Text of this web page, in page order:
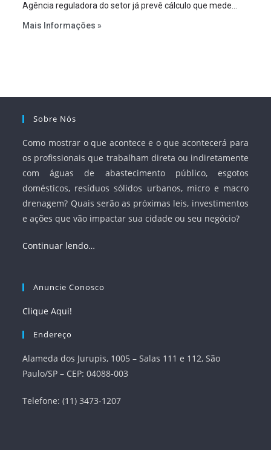
Agência reguladora do setor já prevê cálculo que mede
Mais Informações »
Sobre Nós
Como mostrar o que acontece e o que acontecerá para
os profissionais que trabalham direta ou indiretamente
com águas de abastecimento público, esgotos
domésticos, resíduos sólidos urbanos, micro e macro
drenagem? Quais serão as próximas leis, investimentos
e ações que vão impactar sua cidade ou seu negócio?
Continuar lendo…
Anuncie Conosco
Clique Aqui!
Endereço
Alameda dos Jurupis, 1005 – Salas 111 e 112, São
Paulo/SP – CEP: 04088-003
Telefone: (11) 3473-1207